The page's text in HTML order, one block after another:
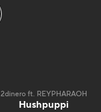
2dinero ft. REYPHARAOH
Hushpuppi